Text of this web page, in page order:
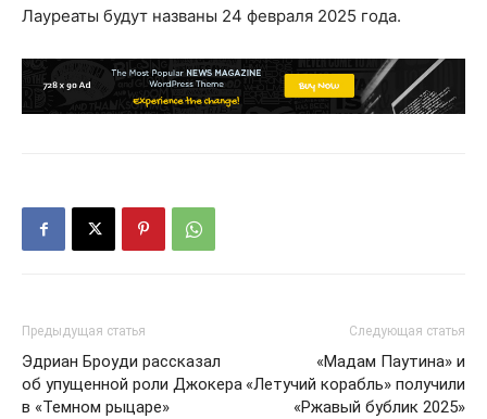
Лауреаты будут названы 24 февраля 2025 года.
Предыдущая статья
Эдриан Броуди рассказал
об упущенной роли Джокера
в «Темном рыцаре»
Следующая статья
«Мадам Паутина» и
«Летучий корабль» получили
«Ржавый бублик 2025»